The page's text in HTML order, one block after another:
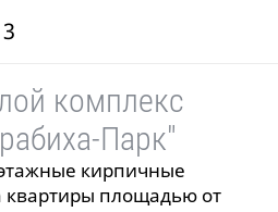
комплекс
Парк"
кирпичные
квартиры площадью от